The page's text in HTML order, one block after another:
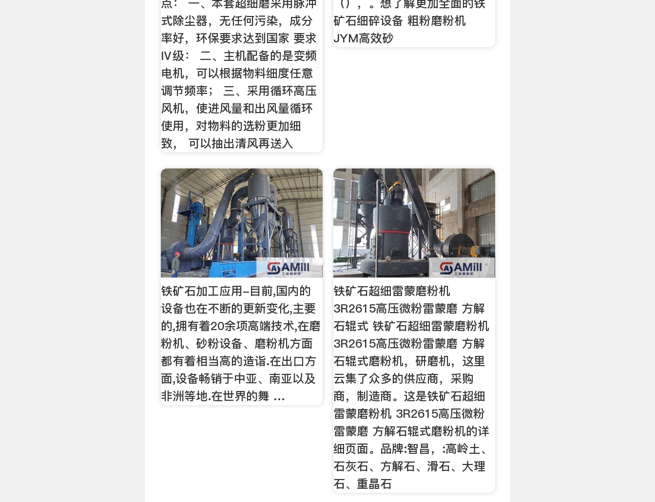
点： 一、本套超细磨采用脉冲
式除尘器，无任何污染，成分
率好，环保要求达到国家 要求
Ⅳ级： 二、主机配备的是变频
电机，可以根据物料细度任意
调节频率； 三、采用循环高压
风机，使进风量和出风量循环
使用，对物料的选粉更加细
致， 可以抽出清风再送入
（），。想了解更加全面的铁
矿石细碎设备 粗粉磨粉机
JYM高效砂
铁矿石加工应用-目前,国内的
设备也在不断的更新变化,主要
的,拥有着20余项高端技术,在磨
粉机、砂粉设备、磨粉机方面
都有着相当高的造诣.在出口方
面,设备畅销于中亚、南亚以及
非洲等地.在世界的舞 …
铁矿石超细雷蒙磨粉机
3R2615高压微粉雷蒙磨 方解
石辊式 铁矿石超细雷蒙磨粉机
3R2615高压微粉雷蒙磨 方解
石辊式磨粉机，研磨机，这里
云集了众多的供应商，采购
商，制造商。这是铁矿石超细
雷蒙磨粉机 3R2615高压微粉
雷蒙磨 方解石辊式磨粉机的详
细页面。品牌:智昌，:高岭土、
石灰石、方解石、滑石、大理
石、重晶石